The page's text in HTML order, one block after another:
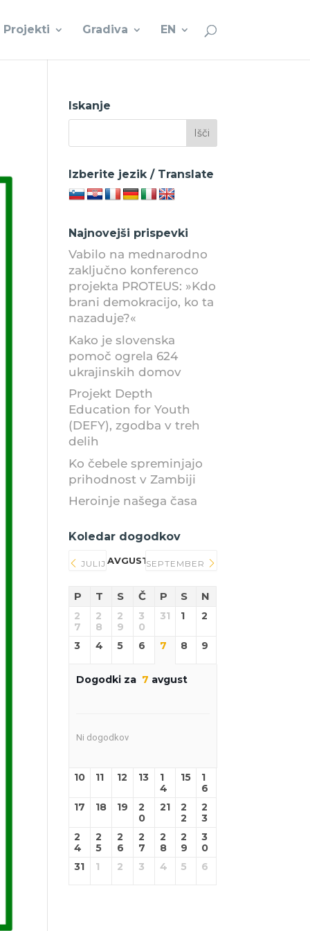
Projekti Gradiva EN
Iskanje
Izberite jezik / Translate
Najnovejši prispevki
Vabilo na mednarodno
zaključno konferenco
projekta PROTEUS: »Kdo
brani demokracijo, ko ta
nazaduje?«
Kako je slovenska
pomoč ogrela 624
ukrajinskih domov
Projekt Depth
Education for Youth
(DEFY), zgodba v treh
delih
Ko čebele spreminjajo
prihodnost v Zambiji
Heroinje našega časa
Koledar dogodkov
JULIJ AVGUST 2026
SEPTEMBER
P T S Č P S N
2
7
2
8
2
9
3
0
31 1 2
3 4 5 6 7 8 9
Dogodki za 7 avgust
Ni dogodkov
10 11 12 13
1
4
15
1
6
17
18 19
2
0
21
2
2
2
3
2
4
2
5
2
6
2
7
2
8
2
9
3
0
31
1 2 3 4 5 6